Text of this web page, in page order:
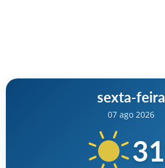
sexta-feira
07 ago 2026
31